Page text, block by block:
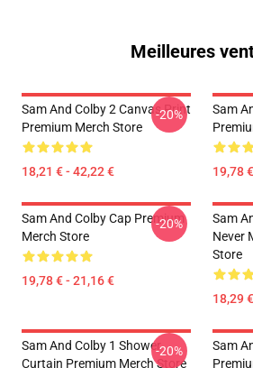
Meilleures
Sam And Colby 2 Canvas Print
Premium Merch Store
18,21 € - 42,22 €
-20%
Sam
19,78
Sam And Colby Cap Premium
Merch Store
19,78 € - 21,16 €
-20%
Sam
Never
Store
18,29
Sam And Colby 1 Shower
Curtain Premium Merch Store
-20%
Sam